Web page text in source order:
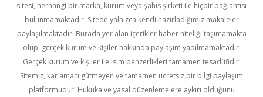
sitesi, herhangi bir marka, kurum veya şahıs şirketi ile hiçbir bağlantısı
bulunmamaktadır. Sitede yalnızca kendi hazırladığımız makaleler
paylaşılmaktadır. Burada yer alan içerikler haber niteliği taşımamakta
olup, gerçek kurum ve kişiler hakkında paylaşım yapılmamaktadır.
Gerçek kurum ve kişiler ile isim benzerlikleri tamamen tesadüfidir.
Sitemiz, kar amacı gütmeyen ve tamamen ücretsiz bir bilgi paylaşım
platformudur. Hukuka ve yasal düzenlemelere aykırı olduğunu